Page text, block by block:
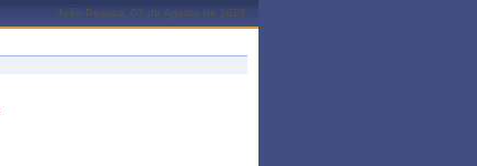
João Pessoa, 07 de Agosto de 2026